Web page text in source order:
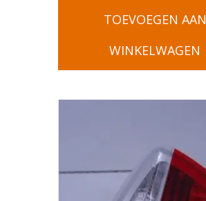
TOEVOEGEN AAN
WINKELWAGEN